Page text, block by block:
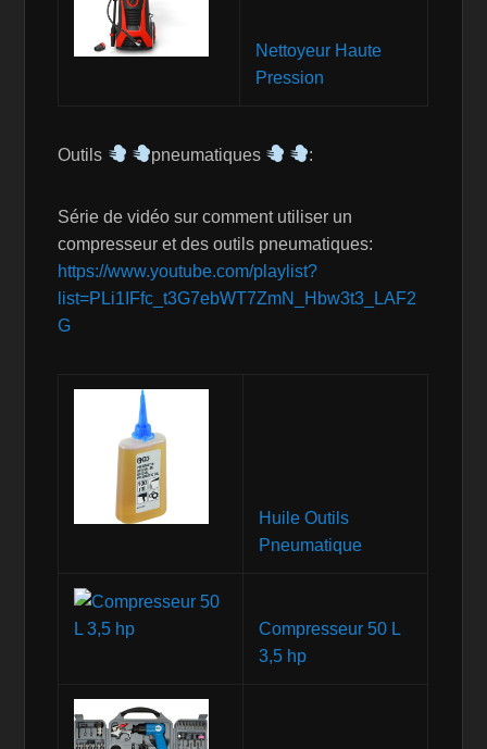
Nettoyeur Haute
Pression
Outils pneumatiques :
Série de vidéo sur comment utiliser un
compresseur et des outils pneumatiques:
https://www.youtube.com/playlist?
list=PLi1IFfc_t3G7ebWT7ZmN_Hbw3t3_LAF2
G
Huile Outils
Pneumatique
Compresseur 50 L
3,5 hp